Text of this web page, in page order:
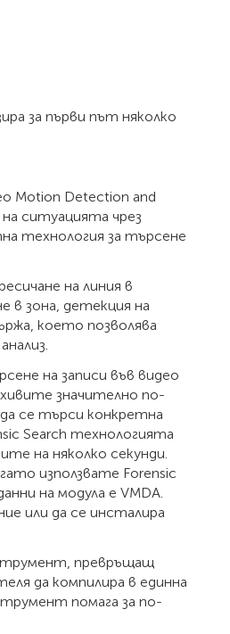
за първи път няколко
Motion Detection and
ситуацията чрез
технология за търсене
на линия в
в зона, детекция на
което позволява
на записи във видео
значително по-
се търси конкретна
Search технологията
на няколко секунди.
използвате Forensic
на модула е VMDA.
или да се инсталира
превръщащ
да компилира в единна
помага за по-